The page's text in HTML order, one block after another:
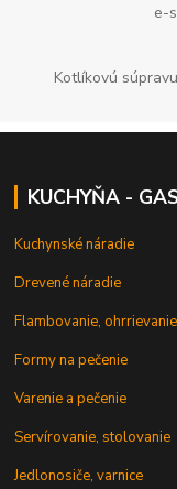
e-
Kotlíkovú
KUCHYŇA -
Kuchynské náradie
Drevené náradie
Flambovanie, ohrrievanie
Formy na pečenie
Varenie a pečenie
Servírovanie, stolovanie
Jedlonosiče, varnice